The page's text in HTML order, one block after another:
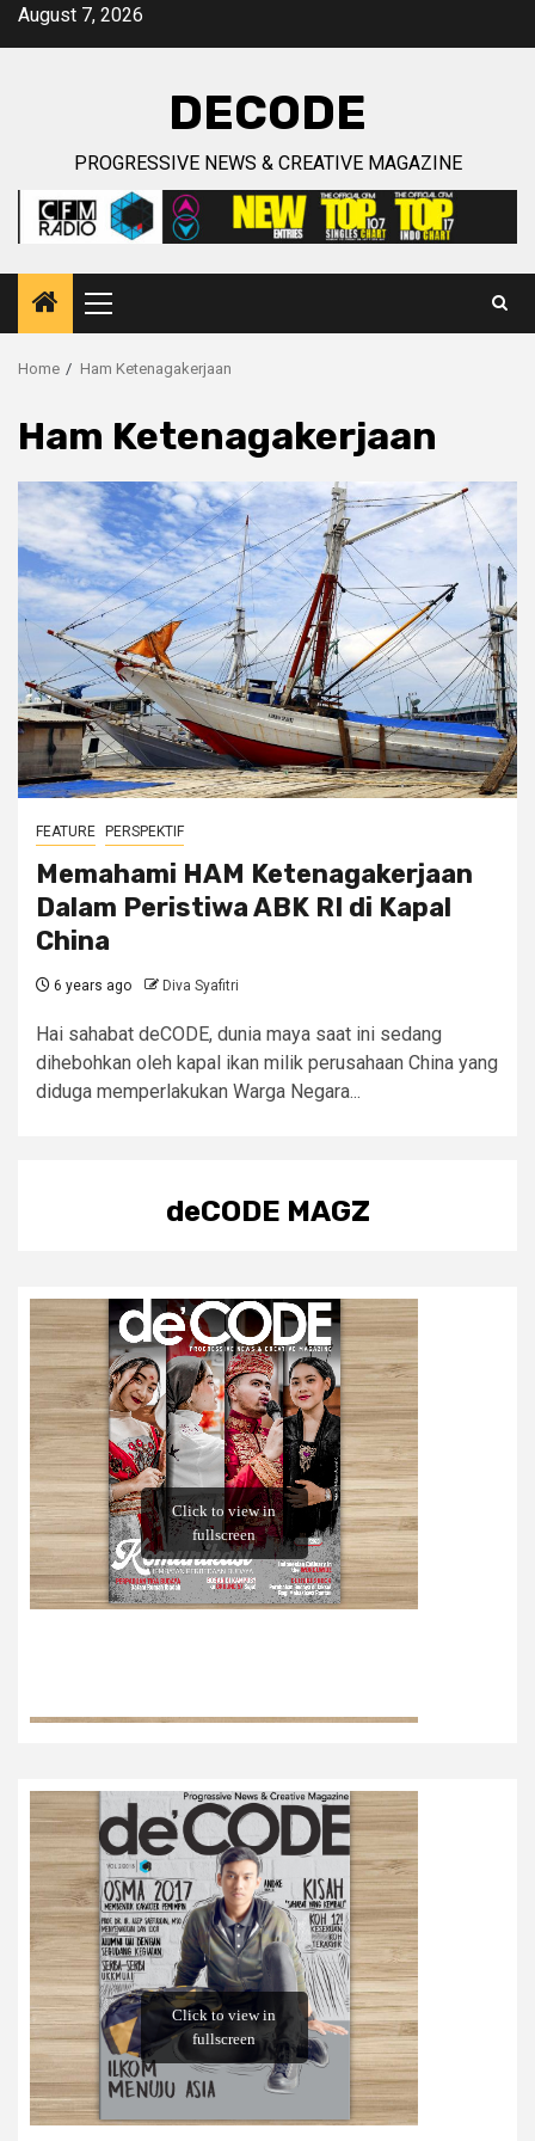
SkipAugust 7, 2026
DECODE
PROGRESSIVE NEWS & CREATIVE MAGAZINE
Primary
Menu
Home Ham Ketenagakerjaan
Ham Ketenagakerjaan
FEATURE PERSPEKTIF
Memahami HAM Ketenagakerjaan
Dalam Peristiwa ABK RI di Kapal
China
6 years ago Diva Syafitri
Hai sahabat deCODE, dunia maya saat ini sedang
dihebohkan oleh kapal ikan milik perusahaan China yang
diduga memperlakukan Warga Negara...
deCODE MAGZ